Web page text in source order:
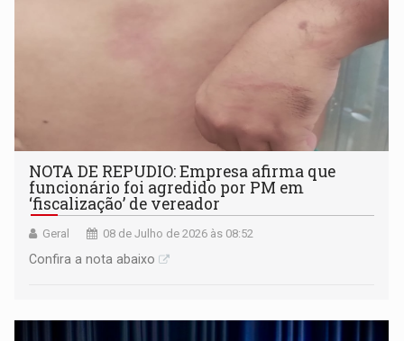
NOTA DE REPUDIO: Empresa afirma que
funcionário foi agredido por PM em
‘fiscalização’ de vereador
Geral 08 de Julho de 2026 às 08:52
Confira a nota abaixo